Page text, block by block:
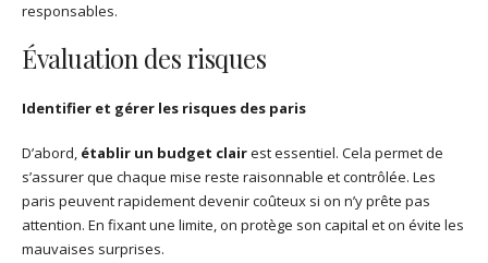
responsables.
Évaluation des risques
Identifier et gérer les risques des paris
D’abord, établir un budget clairest essentiel. Cela permet de
s’assurer que chaque mise reste raisonnable et contrôlée. Les
paris peuvent rapidement devenir coûteux si on n’y prête pas
attention. En fixant une limite, on protège son capital et on évite les
mauvaises surprises.